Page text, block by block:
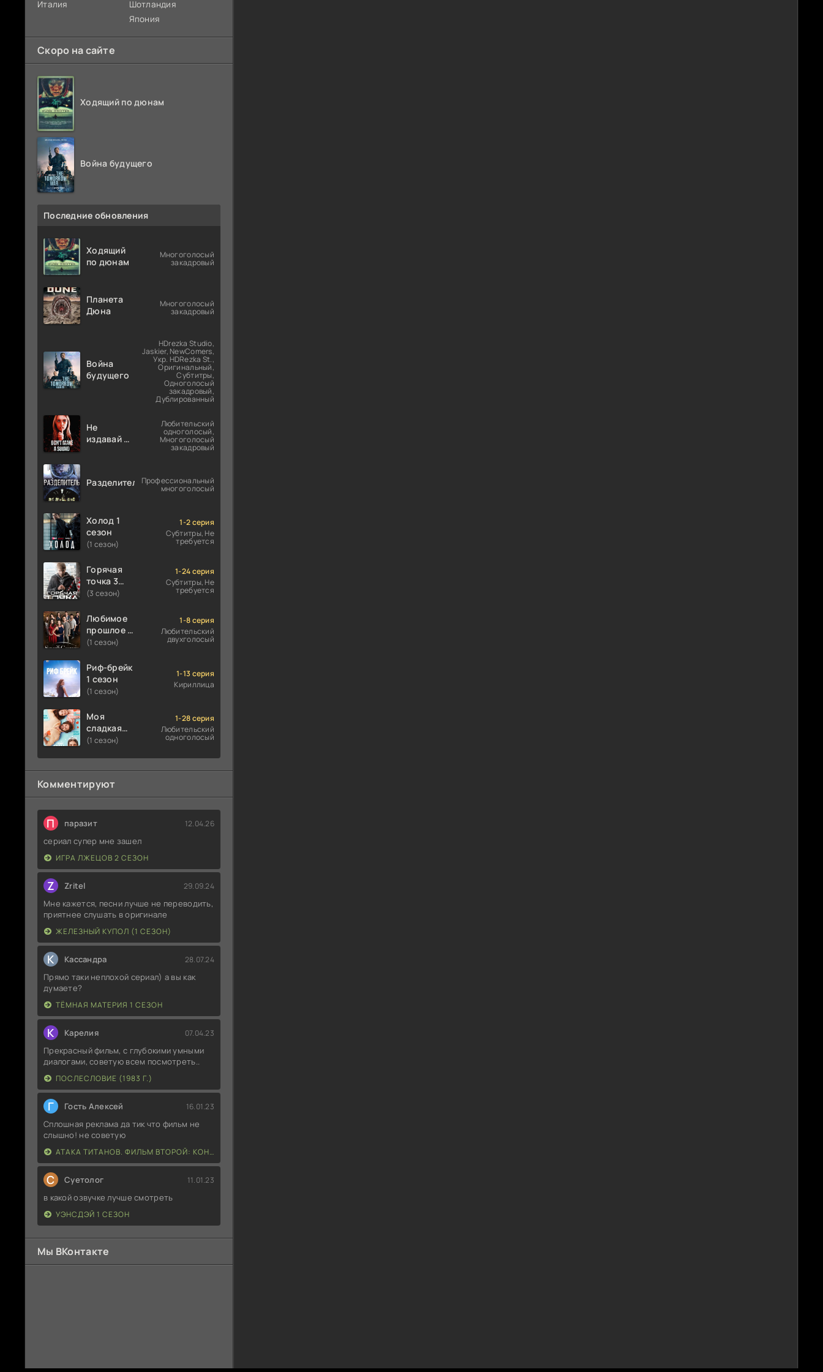
Италия
Шотландия
Япония
Скоро на сайте
Ходящий по дюнам
Война будущего
Последние обновления
Ходящий
по дюнам
Многоголосый
закадровый
Планета
Дюна
Многоголосый
закадровый
Война
будущего
HDrezka Studio,
Jaskier, NewComers,
Укр. HDRezka St.,
Оригинальный,
Субтитры,
Одноголосый
закадровый,
Дублированный
Не
издавай ни
Любительский
одноголосый,
Многоголосый
закадровый
РазделительПрофессиональный
многоголосый
Холод 1
сезон
(1 сезон)
1-2 серия
Субтитры, Не
требуется
Горячая
точка 3
сезон
(3 сезон)
1-24 серия
Субтитры, Не
требуется
Любимое
прошлое 1
сезон
(1 сезон)
1-8 серия
Любительский
двухголосый
Риф-брейк
1 сезон
(1 сезон)
1-13 серия
Кириллица
Моя
сладкая
ложь 1
(1 сезон)
1-28 серия
Любительский
одноголосый
Комментируют
П паразит 12.04.26
сериал супер мне зашел
ИГРА ЛЖЕЦОВ 2 СЕЗОН
Z Zritel 29.09.24
Мне кажется, песни лучше не переводить,
приятнее слушать в оригинале
ЖЕЛЕЗНЫЙ КУПОЛ (1 СЕЗОН)
К Кассандра 28.07.24
Прямо таки неплохой сериал) а вы как
думаете?
ТЁМНАЯ МАТЕРИЯ 1 СЕЗОН
К Карелия 07.04.23
Прекрасный фильм, с глубокими умными
диалогами, советую всем посмотреть..
ПОСЛЕСЛОВИЕ (1983 Г.)
Г Гость Алексей 16.01.23
Сплошная реклама да тик что фильм не
слышно! не советую
АТАКА ТИТАНОВ. ФИЛЬМ ВТОРОЙ: КОНЕЦ СВЕТА
С Суетолог 11.01.23
в какой озвучке лучше смотреть
УЭНСДЭЙ 1 СЕЗОН
Мы ВКонтакте